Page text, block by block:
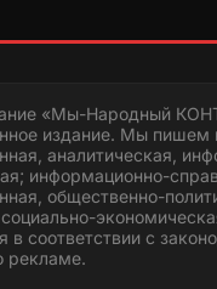
«Мы-Народный
издание. Мы пишем
аналитическая,
информационно-
общественно-
в соответствии с
рекламе.